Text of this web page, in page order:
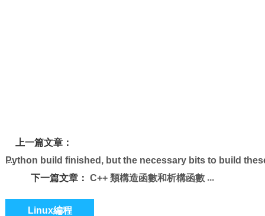
上一篇文章：
Python build finished, but the necessary bits to build
下一篇文章： C++ 類構造函數和析構函數
Linux編程